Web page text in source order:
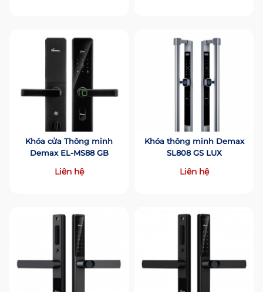
Khóa cửa Thông minh
Demax EL-MS88 GB
Liên hệ
Khóa thông minh Demax
SL808 GS LUX
Liên hệ